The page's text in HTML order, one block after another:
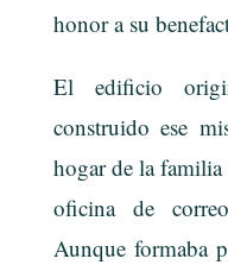
honor a su
El edificio
construido ese
hogar de la familia
oficina de
Aunque formaba